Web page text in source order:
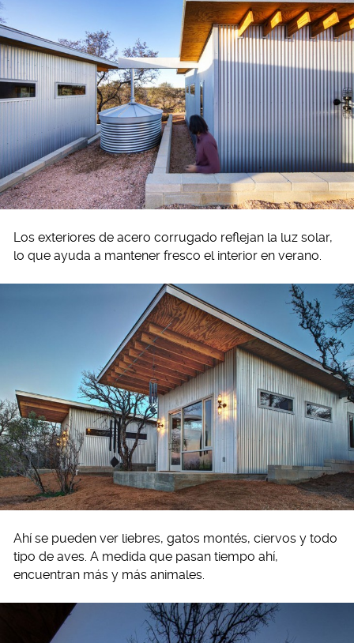
Los exteriores de acero corrugado reflejan la luz solar,
lo que ayuda a mantener fresco el interior en verano.
Ahí se pueden ver liebres, gatos montés, ciervos y todo
tipo de aves. A medida que pasan tiempo ahí,
encuentran más y más animales.